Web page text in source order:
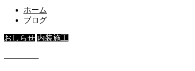
ホーム
ブログ
おしらせ 内装施工